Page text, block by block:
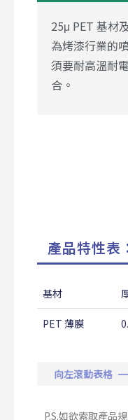
25μ PET 基材
為烤漆行業的
須要耐高溫耐
合。
產品特性表
基材
PET 薄膜
向左滾動表格 ⟶
P.S.如欲索取產品